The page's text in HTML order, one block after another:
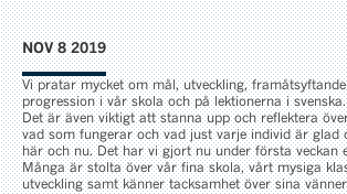
NOV 8 2019
Vi pratar mycket om mål, utveckling,
progression i vår skola och på lektionerna i svenska.
Det är även viktigt att stanna upp och reflektera
vad som fungerar och vad just varje individ är glad
här och nu. Det har vi gjort nu under första veckan
Många är stolta över vår fina skola, vårt mysiga
utveckling samt känner tacksamhet över sina